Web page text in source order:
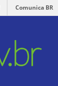
Comunica BR